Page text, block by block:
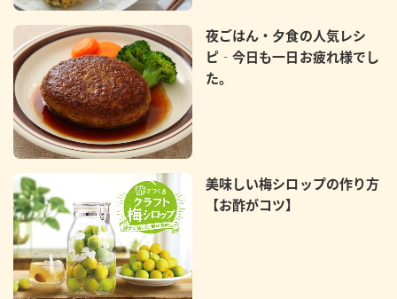
夜ごはん・夕食の人気レシ
ピ‐今日も一日お疲れ様でし
た。
美味しい梅シロップの作り方
【お酢がコツ】